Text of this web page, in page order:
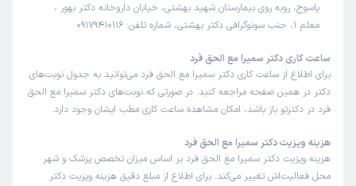
منشی خوش اخلاق ،مودب ،رفتارش هم عالی بود،دکترعالی
خیلی خوب بیان می کنن
علت مراجعه: کنترل فشار خون بالا و نارسایی قلبی
این پزشک را پیشنهاد میکنم
یاسوج، روبه روی بیمارستان شهید بهشتی، خیابان داروخانه دکتر بهور ،
معلم 1، جنب سونوگرافی دکتر بهشتی، شماره تلفن: 09179410116
ساعت کاری دکتر سمیرا مع الحق فرد
برای اطلاع از ساعت کاری دکتر سمیرا مع الحق فرد می‌توانید به جدول نوبت‌های
دکتر در همین صفحه مراجعه کنید. در صورتی که نوبت‌های دکتر سمیرا مع الحق
فرد در دکترتو باز باشد، امکان مشاهده ساعت کاری مطب ایشان وجود دارد.
هزینه ویزیت دکتر سمیرا مع الحق فرد
هزینه ویزیت دکتر سمیرا مع الحق فرد بر اساس میزان تخصص پزشک و شهر
محل فعالیت‌اش تغییر می‌کند. برای اطلاع از مبلغ دقیق هزینه ویزیت دکتر